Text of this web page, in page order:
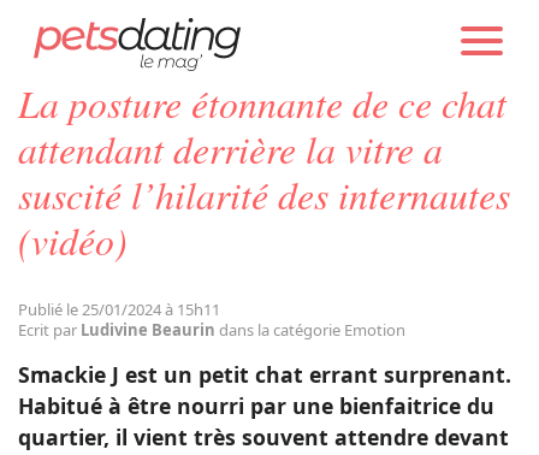
Chien
Chat
Tops
PETS DATING ACTUALITÉS EMOTION
La posture étonnante de ce chat
attendant derrière la vitre a
suscité l’hilarité des internautes
(vidéo)
Publié le 25/01/2024 à 15h11
Ecrit par Ludivine Beaurin dans la catégorie Emotion
Smackie J est un petit chat errant surprenant.
Habitué à être nourri par une bienfaitrice du
quartier, il vient très souvent attendre devant